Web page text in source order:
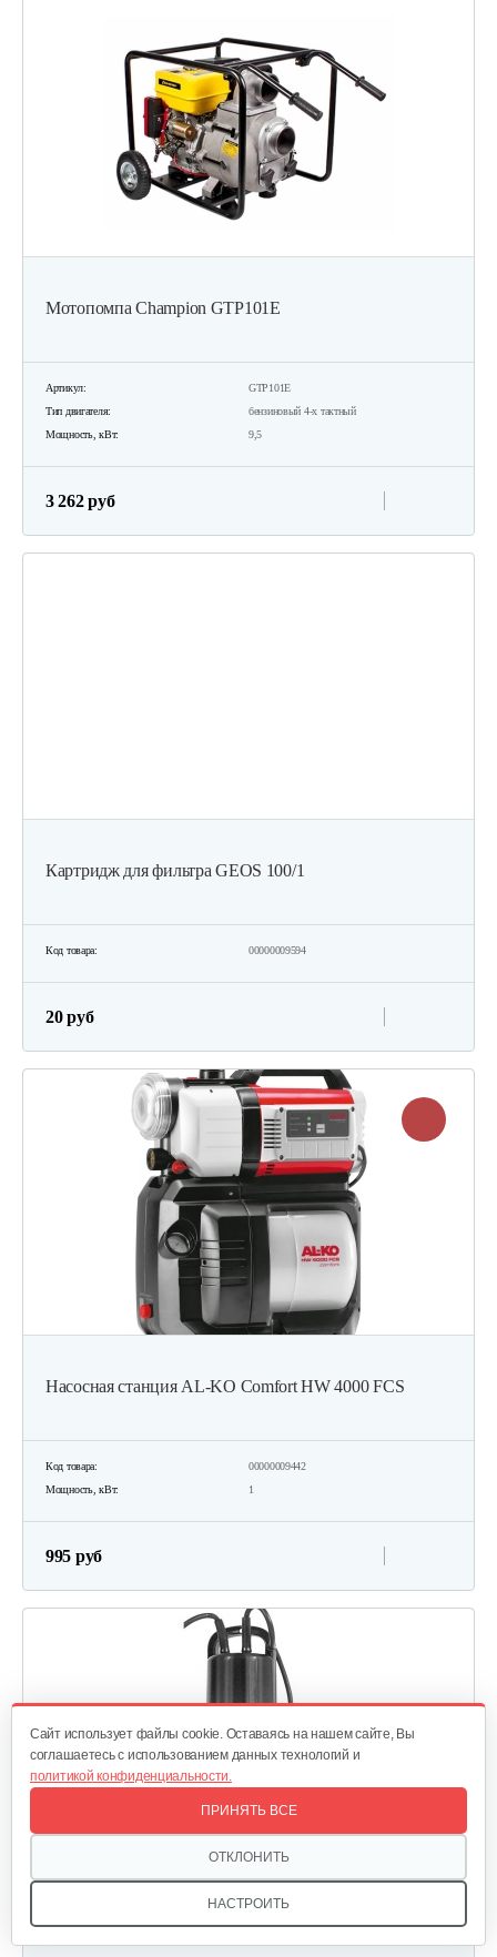
Мотопомпа Champion GTP101E
Артикул:
GTP101E
Тип двигателя:
бензиновый 4-х тактный
Мощность, кВт:
9,5
3 262 руб
Картридж для фильтра GEOS 100/1
Код товара: 00000009594
20 руб
Насосная станция AL-KO Comfort HW 4000 FCS
Код товара:
00000009442
Мощность, кВт:
1
995 руб
Погружной насос для чистой воды ElPumps CT 2274
Cайт использует файлы cookie. Оставаясь на нашем сайте, Вы
соглашаетесь с использованием данных технологий и
политикой конфиденциальности.
НАСТРОИТЬ
ОТКЛОНИТЬ
ПРИНЯТЬ ВСЕ